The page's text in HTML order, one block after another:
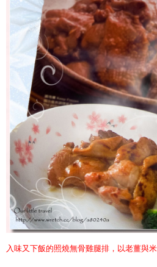
入味又下飯的照燒無骨雞腿排，以老薑與